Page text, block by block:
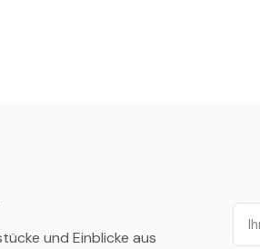
und Einblicke aus
Email